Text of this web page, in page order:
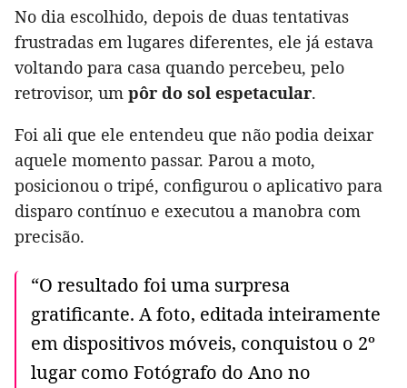
No dia escolhido, depois de duas tentativas
frustradas em lugares diferentes, ele já estava
voltando para casa quando percebeu, pelo
retrovisor, um pôr do sol espetacular.
Foi ali que ele entendeu que não podia deixar
aquele momento passar. Parou a moto,
posicionou o tripé, configurou o aplicativo para
disparo contínuo e executou a manobra com
precisão.
“O resultado foi uma surpresa
gratificante. A foto, editada inteiramente
em dispositivos móveis, conquistou o 2º
lugar como Fotógrafo do Ano no